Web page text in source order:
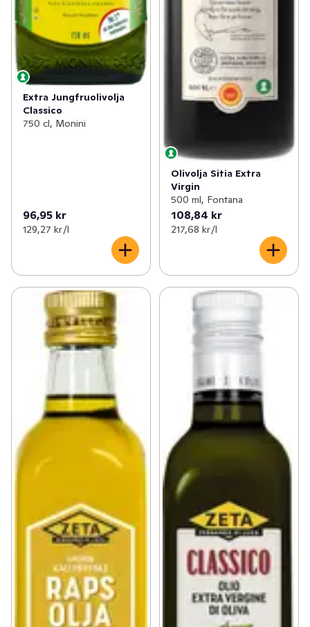
Extra Jungfruolivolja
Classico
750 cl, Monini
96,95 kr
129,27 kr /l
Olivolja Sitia Extra
Virgin
500 ml, Fontana
108,84 kr
217,68 kr /l